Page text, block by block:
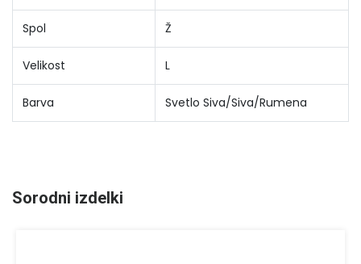
Spol Ž
Velikost L
Barva Svetlo Siva/Siva/Rumena
Sorodni izdelki